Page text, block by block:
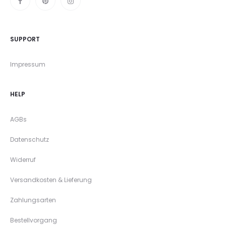
SUPPORT
Impressum
HELP
AGBs
Datenschutz
Widerruf
Versandkosten & Lieferung
Zahlungsarten
Bestellvorgang